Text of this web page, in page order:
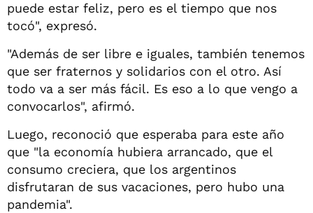
puede estar feliz, pero es el tiempo que nos
tocó", expresó.
"Además de ser libre e iguales, también tenemos
que ser fraternos y solidarios con el otro. Así
todo va a ser más fácil. Es eso a lo que vengo a
convocarlos", afirmó.
Luego, reconoció que esperaba para este año
que "la economía hubiera arrancado, que el
consumo creciera, que los argentinos
disfrutaran de sus vacaciones, pero hubo una
pandemia".